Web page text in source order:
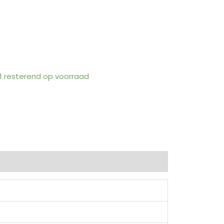
resterend op voorraad